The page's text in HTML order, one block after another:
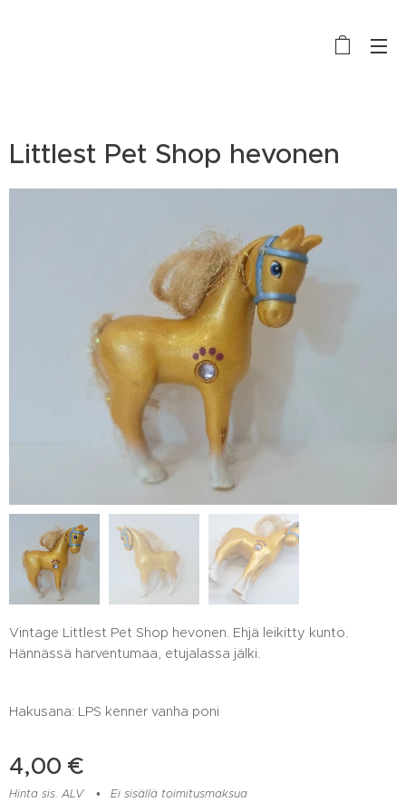
Littlest Pet Shop hevonen
Vintage Littlest Pet Shop hevonen. Ehjä leikitty kunto.
Hännässä harventumaa, etujalassa jälki.
Hakusana: LPS kenner vanha poni
4,00 €
Hinta sis. ALV Ei sisällä toimitusmaksua